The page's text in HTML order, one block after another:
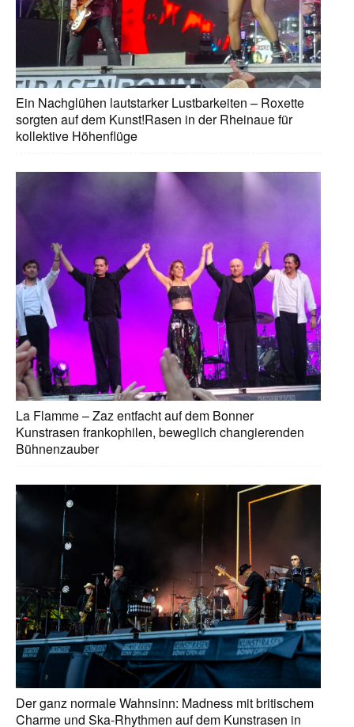
Ein Nachglühen lautstarker Lustbarkeiten – Roxette
sorgten auf dem Kunst!Rasen in der Rheinaue für
kollektive Höhenflüge
La Flamme – Zaz entfacht auf dem Bonner
Kunstrasen frankophilen, beweglich changierenden
Bühnenzauber
Der ganz normale Wahnsinn: Madness mit britischem
Charme und Ska-Rhythmen auf dem Kunstrasen in